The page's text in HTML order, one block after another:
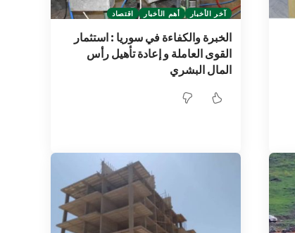
آخر الأخبار أهم الأخبار اقتصاد
الخبرة والكفاءة في سوريا : استثمار
القوى العاملة و إعادة تأهيل رأس
المال البشري